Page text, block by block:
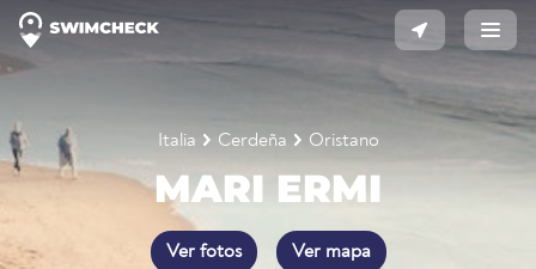
Italia Cerdeña Oristano
MARI ERMI
Ver fotos Ver mapa